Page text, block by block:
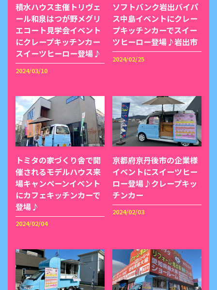
積水ハウス主催トリヴェ
ール和泉はつが野メグリ
エコート見学会イベント
にクレープキッチンカー
スイーツヒーロー登場♪
2024/03/10
ソフトバンク岩出バイパ
ス中島イベントにクレー
プキッチンカーでスイー
ツヒーロー登場♪岩出市
2024/02/25
トミタの家づくり舎で開
催されるモデルハウス来
場キャンペーンイベント
にカフェキッチンカーで
登場♪
2024/02/04
京都府京丹後市の企業様
イベントにスイーツヒー
ロー登場♪クレープキッ
チンカー
2024/02/03